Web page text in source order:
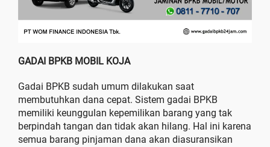
GADAI BPKB MOBIL KOJA
Gadai BPKB sudah umum dilakukan saat
membutuhkan dana cepat. Sistem gadai BPKB
memiliki keunggulan kepemilikan barang yang tak
berpindah tangan dan tidak akan hilang. Hal ini karena
semua barang pinjaman dana akan diasuransikan